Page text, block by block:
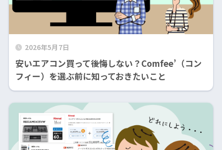
2026年5月7日
安いエアコン買って後悔しない？Comfee’（コン
フィー）を選ぶ前に知っておきたいこと